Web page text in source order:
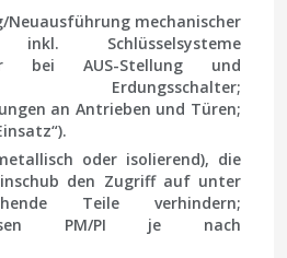
Neuausführung mechanischer
Schlüsselsysteme
bei AUS-Stellung und
Erdungsschalter;
an Antrieben und Türen;
oder isolierend), die
den Zugriff auf unter
Teile verhindern;
PM/PI je nach